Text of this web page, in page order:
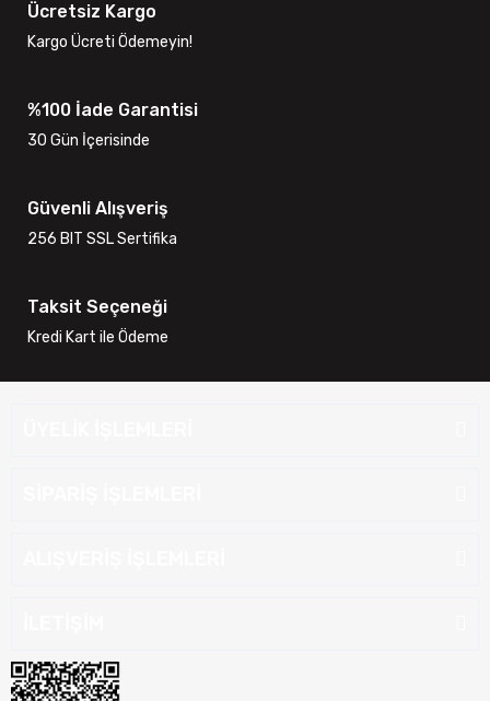
Ücretsiz Kargo
Kargo Ücreti Ödemeyin!
%100 İade Garantisi
30 Gün İçerisinde
Güvenli Alışveriş
256 BIT SSL Sertifika
Taksit Seçeneği
Kredi Kart ile Ödeme